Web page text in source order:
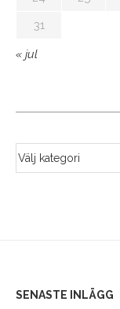
31
« jul
SENASTE INLÄGG